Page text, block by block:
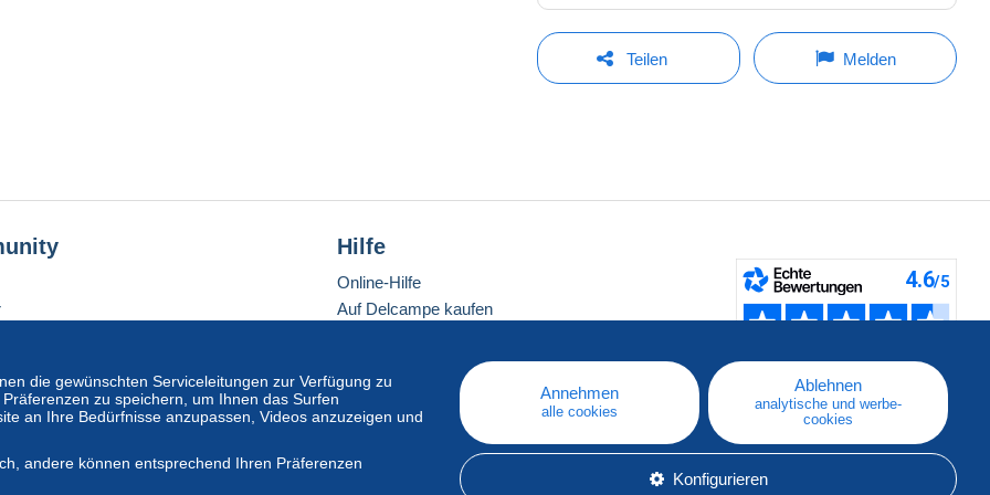
Teilen Melden
die gewünschten Serviceleitungen zur Verfügung zu
zu speichern, um Ihnen das Surfen
an Ihre Bedürfnisse anzupassen, Videos anzuzeigen und
andere können entsprechend Ihren Präferenzen
Annehmen
alle cookies
Ablehnen
analytische und werbe-
cookies
Konfigurieren
Hilfe
Online-Hilfe
Auf Delcampe kaufen
Eine sichere Website